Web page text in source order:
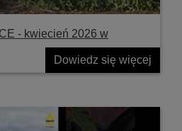
- kwiecień 2026 w
Dowiedz się więcej